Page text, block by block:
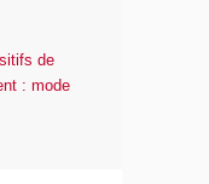
de
: mode